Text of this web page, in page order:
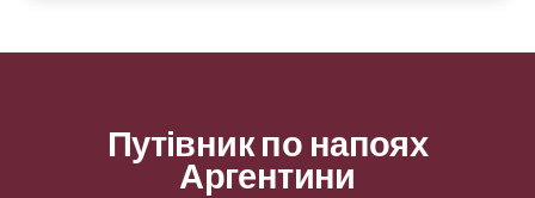
Путівник по напоях
Аргентини